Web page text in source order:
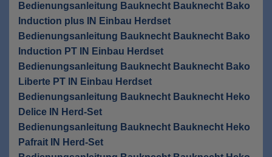
Bedienungsanleitung Bauknecht Bauknecht Bako
Induction plus IN Einbau Herdset
Bedienungsanleitung Bauknecht Bauknecht Bako
Induction PT IN Einbau Herdset
Bedienungsanleitung Bauknecht Bauknecht Bako
Liberte PT IN Einbau Herdset
Bedienungsanleitung Bauknecht Bauknecht Heko
Delice IN Herd-Set
Bedienungsanleitung Bauknecht Bauknecht Heko
Pafrait IN Herd-Set